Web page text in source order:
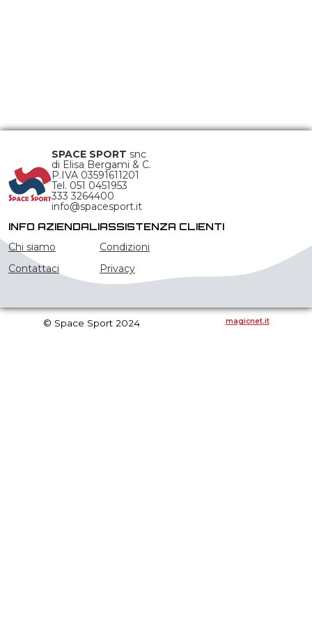
SPACE SPORT snc
di Elisa Bergami & C.
P.IVA 03591611201
Tel. 051 0451953
333 3264400
info@spacesport.it
INFO AZIENDALI
Chi siamo
Contattaci
ASSISTENZA CLIENTI
Condizioni
Privacy
© Space Sport 2024 magicnet.it